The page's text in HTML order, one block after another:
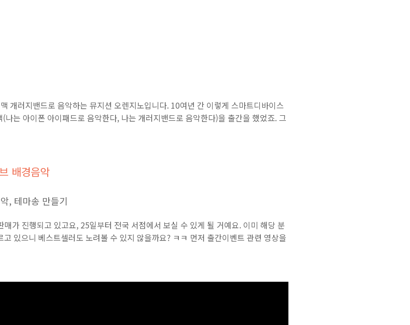
개러지밴드로 음악하는 뮤지션 오렌지노입니다. 10여년 간 이렇게 스마트디바이스
는 아이폰 아이패드로 음악한다, 나는 개러지밴드로 음악한다)을 출간을 했었죠. 그
배경음악
, 테마송 만들기
매가 진행되고 있고요, 25일부터 전국 서점에서 보실 수 있게 될 거예요. 이미 해당 분
고 있으니 베스트셀러도 노려볼 수 있지 않을까요? ㅋㅋ 먼저 출간이벤트 관련 영상을